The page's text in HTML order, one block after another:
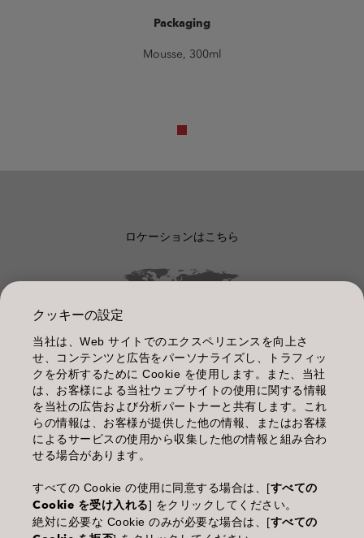
Packaging
Mousse, 300ml
ロケーションはこちら
管理情報
利用規約
個人情報保護指針
化粧品等の使用上の注意
(土・日・休日を除く 9:00-12:00 / 13:00-17:00)
※年末年始休業；12/30~1/4
クッキーの設定
当社は、Web サイトでのエクスペリエンスを向上さ
せ、コンテンツと広告をパーソナライズし、トラフィッ
クを分析するために Cookie を使用します。また、当社
は、お客様による当社ウェブサイトの使用に関する情報
を当社の広告および分析パートナーと共有します。これ
らの情報は、お客様が提供した他の情報、またはお客様
によるサービスの使用から収集した他の情報と組み合わ
せる場合があります。
すべての Cookie の使用に同意する場合は、[すべての
Cookie を受け入れる] をクリックしてください。
絶対に必要な Cookie のみが必要な場合は、[すべての